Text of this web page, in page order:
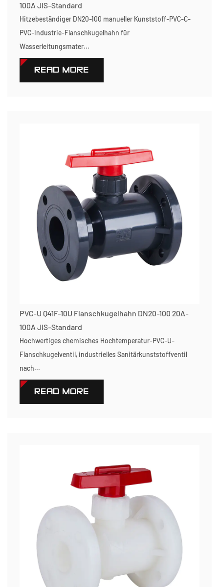
100A JIS-Standard
Hitzebeständiger DN20-100 manueller Kunststoff-PVC-C-
PVC-Industrie-Flanschkugelhahn für
Wasserleitungsmater...
READ MORE
PVC-U Q41F-10U Flanschkugelhahn DN20-100 20A-
100A JIS-Standard
Hochwertiges chemisches Hochtemperatur-PVC-U-
Flanschkugelventil, industrielles Sanitärkunststoffventil
nach...
READ MORE